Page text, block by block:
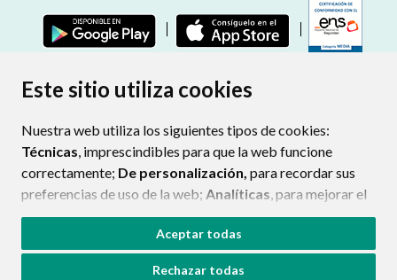
Este sitio utiliza cookies
Nuestra web utiliza los siguientes tipos de cookies:
Técnicas, imprescindibles para que la web funcione
correctamente; De personalización, para recordar sus
preferencias de uso de la web; Analíticas, para mejorar el
funcionamiento de la web y sus servicios.
Si acepta pulsando el botón“Aceptar todas”
consideramos que acepta su uso. Si pulsa el botón
Aceptar todas
Rechazar todas